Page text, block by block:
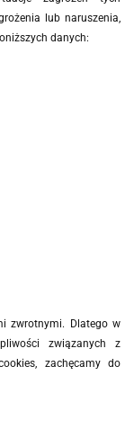
lub naruszenia,
danych:
zwrotnymi. Dlatego w
związanych z
zachęcamy do